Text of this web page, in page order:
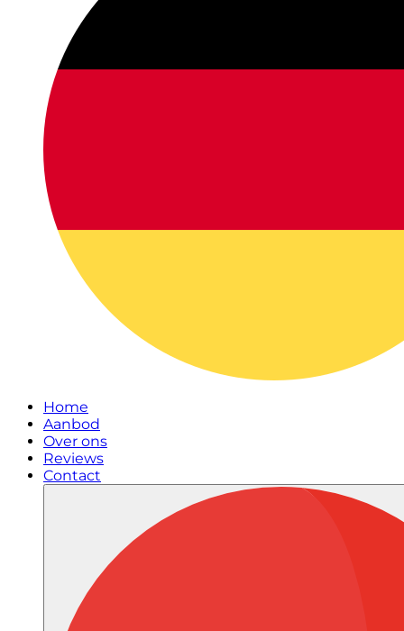
Home
Aanbod
Over ons
Reviews
Contact